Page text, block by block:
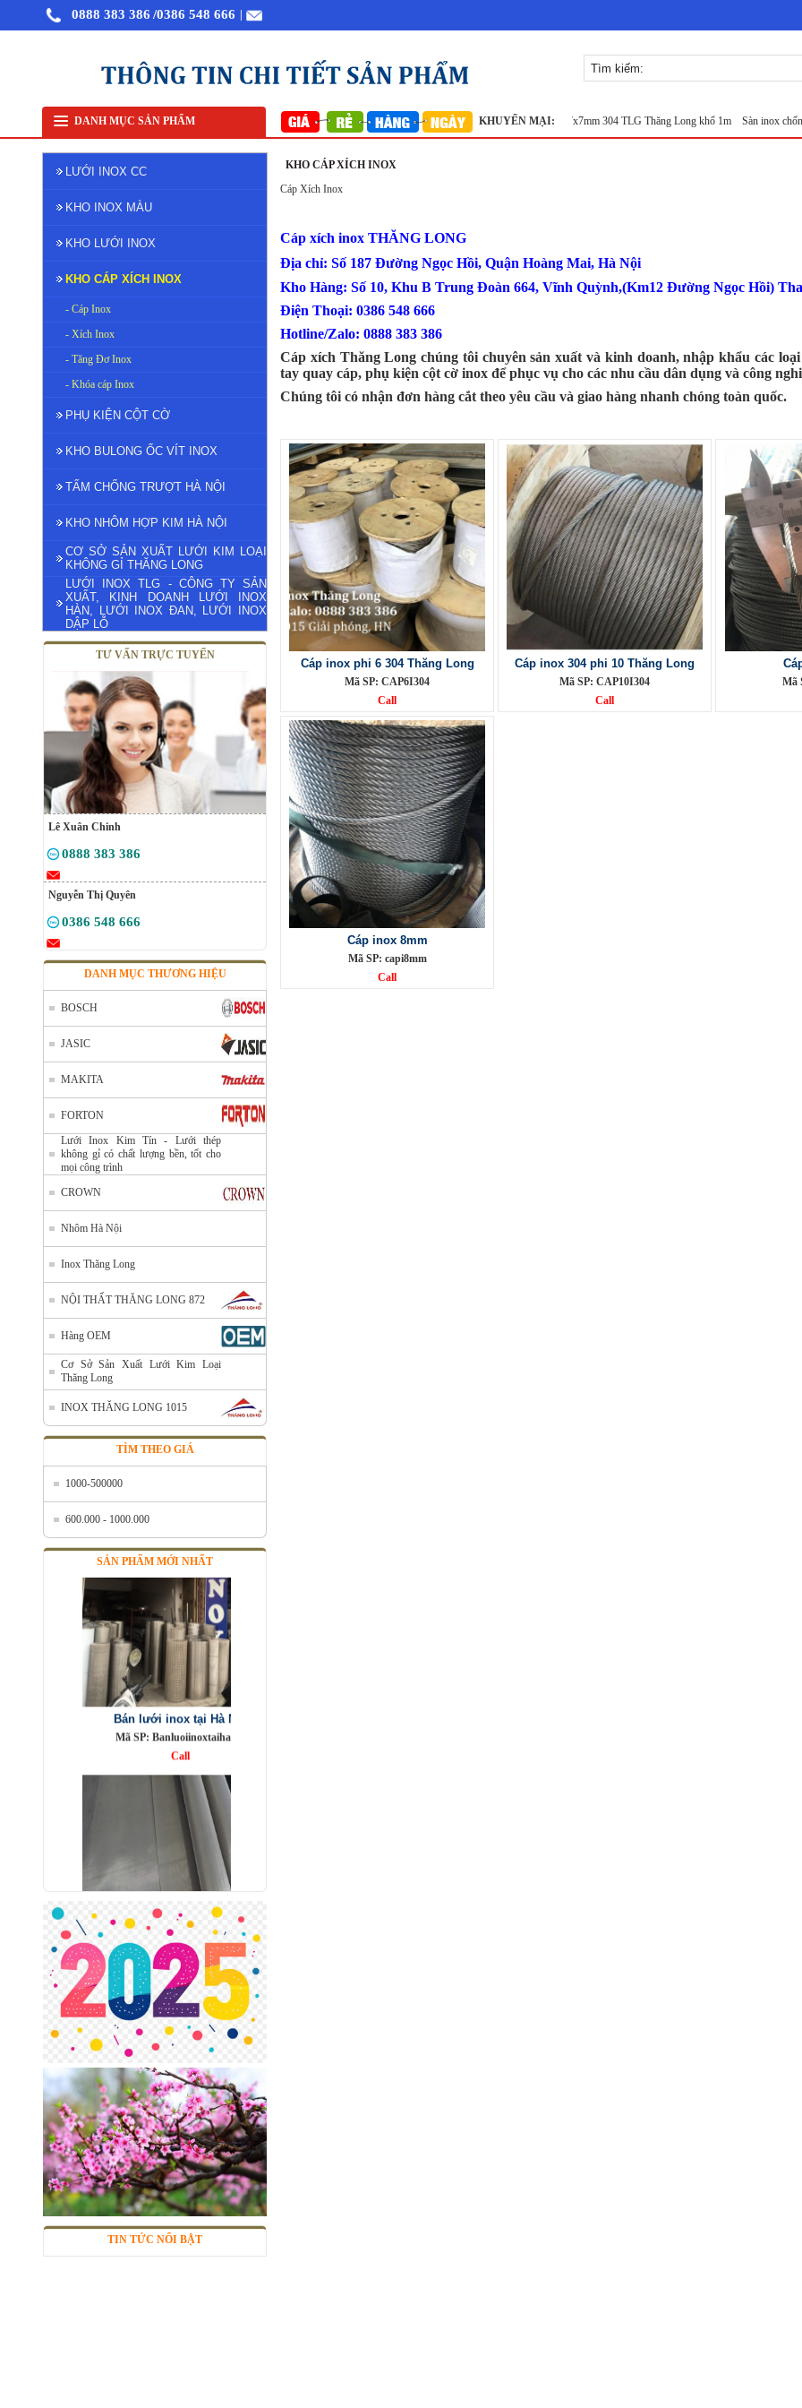
0888 383 386 /0386 548 666
DANH MỤC SẢN PHẨM KHUYẾN MẠI:
Bán lưới inox tại Hà Nội Lưới lọc inox 304 Lưới inox đan ô 7x7mm 304 TLG Thăng Long khổ 1m Sàn inox chống
LƯỚI INOX CC
KHO INOX MÀU
KHO LƯỚI INOX
KHO CÁP XÍCH INOX
- Cáp Inox
- Xích Inox
- Tăng Đơ Inox
- Khóa cáp Inox
PHỤ KIỆN CỘT CỜ
KHO BULONG ỐC VÍT INOX
TẤM CHỐNG TRƯỢT HÀ NỘI
KHO NHÔM HỢP KIM HÀ NỘI
CƠ SỞ SẢN XUẤT LƯỚI KIM LOẠI
KHÔNG GỈ THĂNG LONG
LƯỚI INOX TLG - CÔNG TY SẢN
XUẤT, KINH DOANH LƯỚI INOX
HÀN, LƯỚI INOX ĐAN, LƯỚI INOX
DẬP LỖ
TƯ VẤN TRỰC TUYẾN
Lê Xuân Chinh
0888 383 386
Nguyễn Thị Quyên
0386 548 666
DANH MỤC THƯƠNG HIỆU
BOSCH
JASIC
MAKITA
FORTON
Lưới Inox Kim Tín - Lưới thép
không gỉ có chất lượng bền, tốt cho
mọi công trình
CROWN
Nhôm Hà Nội
Inox Thăng Long
NỘI THẤT THĂNG LONG 872
Hàng OEM
Cơ Sở Sản Xuất Lưới Kim Loại
Thăng Long
INOX THĂNG LONG 1015
TÌM THEO GIÁ
1000-500000
600.000 - 1000.000
SẢN PHẨM MỚI NHẤT
Bán lưới inox tại Hà Nội
Mã SP: Banluoiinoxtaihanoi
Call
Lưới lọc inox 304
Mã SP: LL304
Call
Lưới inox đan ô 7x7mm 304 TLG
TIN TỨC NỔI BẬT
KHO CÁP XÍCH INOX
Cáp Xích Inox
Cáp xích inox THĂNG LONG
Địa chỉ: Số 187 Đường Ngọc Hồi, Quận Hoàng Mai, Hà Nội
Kho Hàng: Số 10, Khu B Trung Đoàn 664, Vĩnh Quỳnh,(Km12 Đường Ngọc Hồi)
Điện Thoại: 0386 548 666
Hotline/Zalo: 0888 383 386
Cáp xích Thăng Long chúng tôi chuyên sản xuất và kinh doanh, nhập khẩu các
tay quay cáp, phụ kiện cột cờ inox để phục vụ cho các nhu cầu dân dụng và công
Chúng tôi có nhận đơn hàng cắt theo yêu cầu và giao hàng nhanh chóng toàn quốc.
Cáp inox phi 6 304 Thăng Long
Mã SP: CAP6I304
Call
Cáp inox 304 phi 10 Thăng Long
Mã SP: CAP10I304
Call
Mã
Cáp inox 8mm
Mã SP: capi8mm
Call